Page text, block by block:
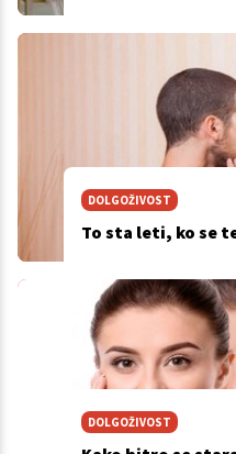
DOLGOŽIVOST
To sta leti, ko se
DOLGOŽIVOST